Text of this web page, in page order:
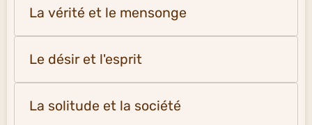
La vérité et le mensonge
Le désir et l'esprit
La solitude et la société